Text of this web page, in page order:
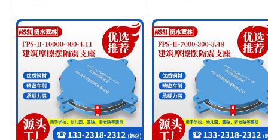
头工厂